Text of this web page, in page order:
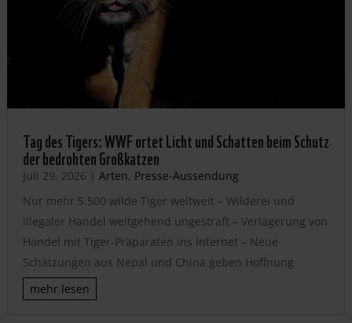
Tag des Tigers: WWF ortet Licht und Schatten beim Schutz
der bedrohten Großkatzen
Juli 29, 2026 | Arten, Presse-Aussendung
Nur mehr 5.500 wilde Tiger weltweit – Wilderei und
illegaler Handel weitgehend ungestraft – Verlagerung von
Handel mit Tiger-Präparaten ins Internet – Neue
Schätzungen aus Nepal und China geben Hoffnung
mehr lesen